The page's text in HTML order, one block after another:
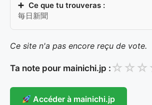
Ce que tu trouveras :
毎日新聞
Ce site n'a pas encore reçu de vote.
Ta note pour mainichi.jp : ☆ ☆ ☆
Accéder à mainichi.jp